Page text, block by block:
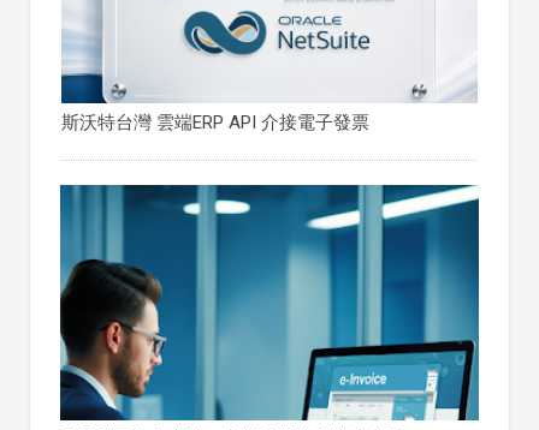
斯沃特台灣 雲端ERP API 介接電子發票